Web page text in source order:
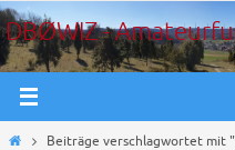
Zum
Inhalt
springen
DBØWIZ -
StartBeiträge verschlagwortet mit